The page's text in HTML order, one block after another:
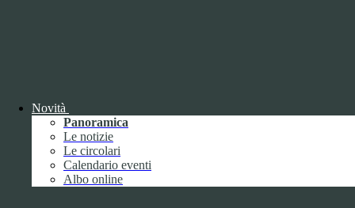
Novità
Panoramica
Le notizie
Le circolari
Calendario eventi
Albo online
Sistema di misurazione e valutazione della
performance